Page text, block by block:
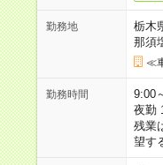
勤務地
栃木
那須
≪
勤務時間
9:00
夜勤
残業
望す